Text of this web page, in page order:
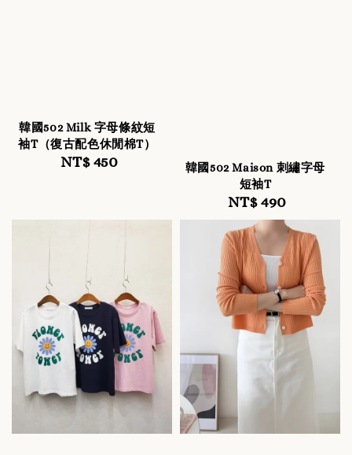
韓國502 Milk 字母條紋短
袖T（復古配色休閒棉T）
Regular
NT$ 450
韓國502 Maison 刺繡字母
短袖T
Regular
price
NT$ 490